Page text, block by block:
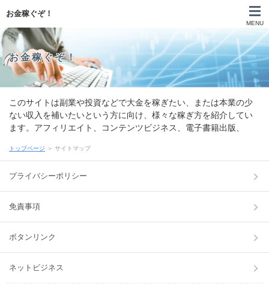
お金稼ぐぞ！
MENU
お金稼ぐぞ！
このサイトは副業や投資などで大金を稼ぎたい、または本業の少
ない収入を補いたいという方に向け、様々な稼ぎ方を紹介してい
ます。アフィリエイト、コンテンツビジネス、電子書籍出版、
引、仮想通貨、不動産投資、などなど。お金を稼げるありとあら
トップページ ＞ サイトマップ
プライバシーポリシー
免責事項
ボタンリンク
ネットビジネス